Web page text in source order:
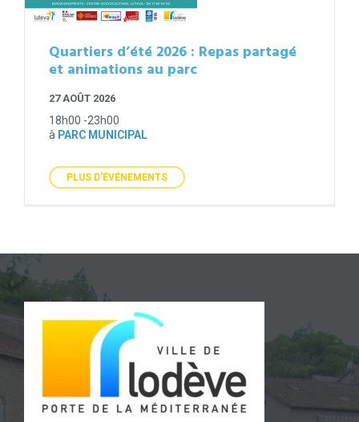
Quartiers d’été 2026 : Repas partagé
et animations au parc
27 AOÛT 2026
18h00 -23h00
à PARC MUNICIPAL
PLUS D'ÉVÉNEMENTS